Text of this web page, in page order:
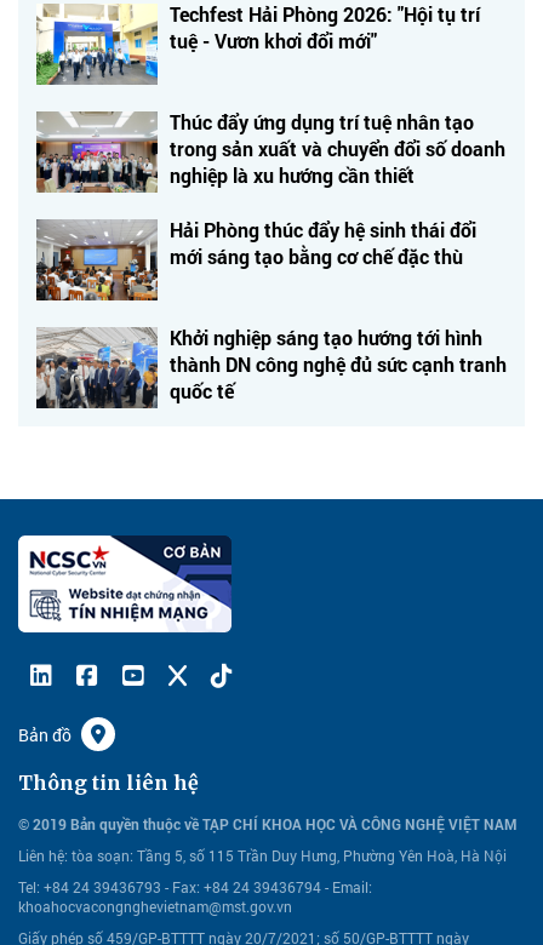
Techfest Hải Phòng 2026: "Hội tụ trí
tuệ - Vươn khơi đổi mới"
Thúc đẩy ứng dụng trí tuệ nhân tạo
trong sản xuất và chuyển đổi số doanh
nghiệp là xu hướng cần thiết
Hải Phòng thúc đẩy hệ sinh thái đổi
mới sáng tạo bằng cơ chế đặc thù
Khởi nghiệp sáng tạo hướng tới hình
thành DN công nghệ đủ sức cạnh tranh
quốc tế
Bản đồ
Thông tin liên hệ
© 2019 Bản quyền thuộc về TẠP CHÍ KHOA HỌC VÀ CÔNG NGHỆ VIỆT NAM
Liên hệ: tòa soạn: Tầng 5, số 115 Trần Duy Hưng, Phường Yên Hoà, Hà Nội
Tel: +84 24 39436793 - Fax: +84 24 39436794 - Email:
khoahocvacongnghevietnam@mst.gov.vn
Giấy phép số 459/GP-BTTTT ngày 20/7/2021; số 50/GP-BTTTT ngày